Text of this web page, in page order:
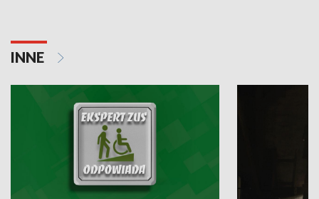
INNE